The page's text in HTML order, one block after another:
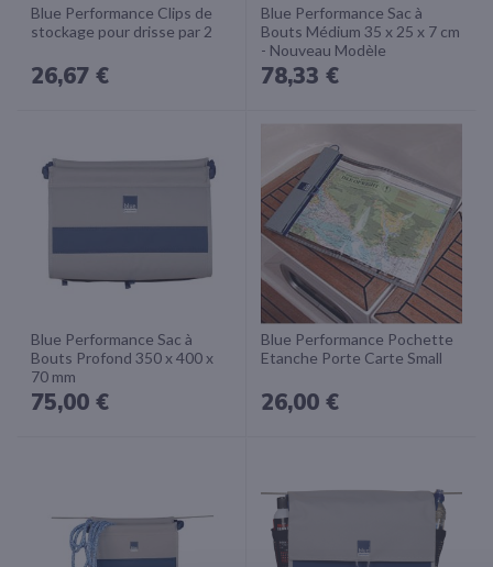
Blue Performance Clips de
stockage pour drisse par 2
26,67 €
Blue Performance Sac à
Bouts Médium 35 x 25 x 7 cm
- Nouveau Modèle
78,33 €
Blue Performance Sac à
Bouts Profond 350 x 400 x
70 mm
75,00 €
Blue Performance Pochette
Etanche Porte Carte Small
26,00 €